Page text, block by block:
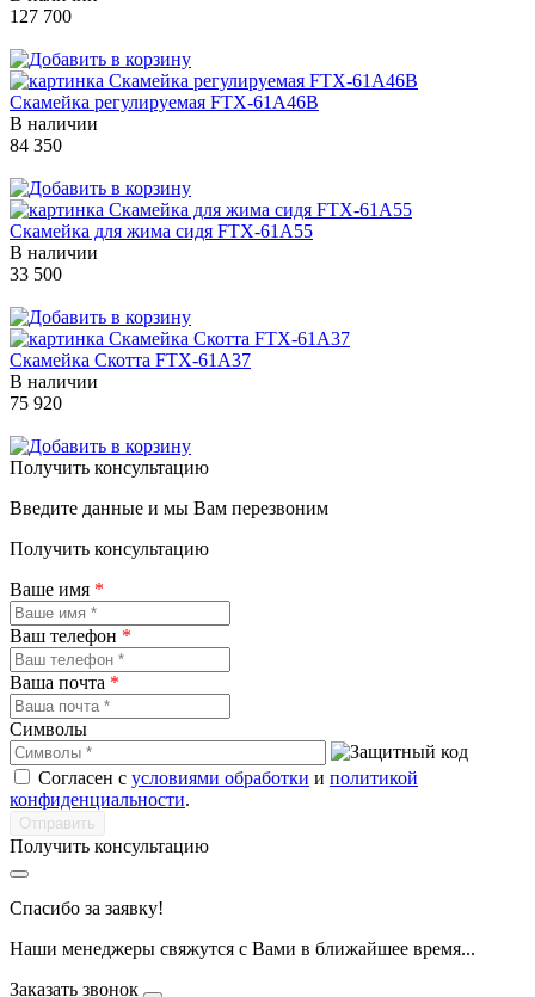
127 700
Скамейка регулируемая FTX-61A46B
В наличии
84 350
Скамейка для жима сидя FTX-61A55
В наличии
33 500
Скамейка Скотта FTX-61A37
В наличии
75 920
Получить консультацию
Введите данные и мы Вам перезвоним
Получить консультацию
Ваше имя *
Ваш телефон *
Ваша почта *
Символы
Согласен с условиями обработки и политикой
конфиденциальности.
Получить консультацию
Спасибо за заявку!
Наши менеджеры свяжутся с Вами в ближайшее время...
Заказать звонок